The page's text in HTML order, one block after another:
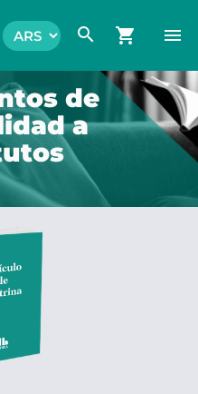
search shopping_cart menu
de
a